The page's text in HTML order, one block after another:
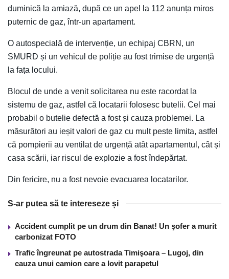
duminică la amiază, după ce un apel la 112 anunța miros
puternic de gaz, într-un apartament.
O autospecială de intervenție, un echipaj CBRN, un
SMURD și un vehicul de poliție au fost trimise de urgență
la fața locului.
Blocul de unde a venit solicitarea nu este racordat la
sistemu de gaz, astfel că locatarii folosesc butelii. Cel mai
probabil o butelie defectă a fost și cauza problemei. La
măsurători au ieșit valori de gaz cu mult peste limita, astfel
că pompierii au ventilat de urgență atât apartamentul, cât și
casa scării, iar riscul de explozie a fost îndepărtat.
Din fericire, nu a fost nevoie evacuarea locatarilor.
S-ar putea să te intereseze și
Accident cumplit pe un drum din Banat! Un şofer a murit
carbonizat FOTO
Trafic îngreunat pe autostrada Timişoara – Lugoj, din
cauza unui camion care a lovit parapetul